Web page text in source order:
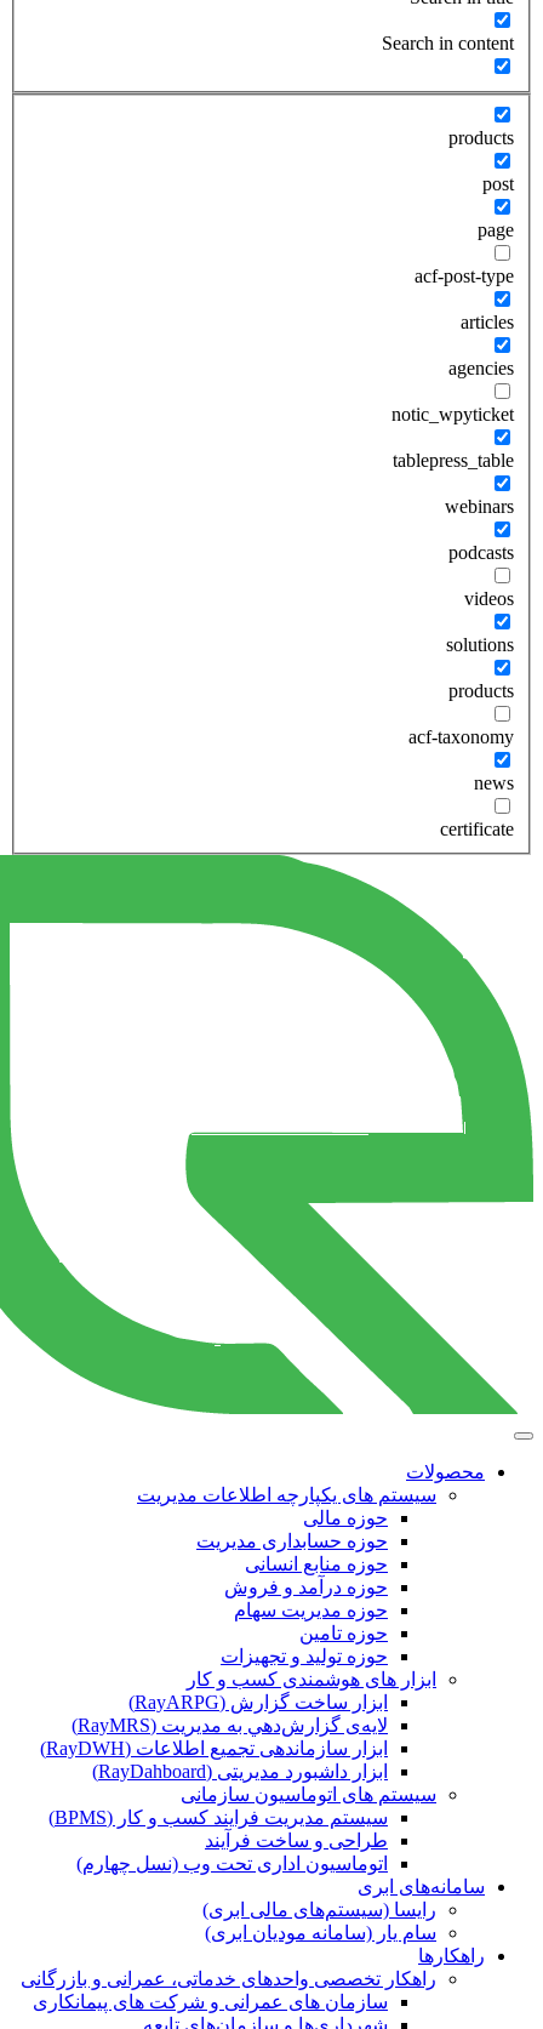
Search in content
products
post
page
acf-post-type
articles
agencies
notic_wpyticket
tablepress_table
webinars
podcasts
videos
solutions
products
acf-taxonomy
news
certificate
محصولات
سیستم های یکپارچه اطلاعات مدیریت
حوزه مالی
حوزه حسابداری مدیریت
حوزه منابع انسانی
حوزه درآمد و فروش
حوزه مدیریت سهام
حوزه تامین
حوزه تولید و تجهیزات
ابزار های هوشمندی کسب و کار
ابزار ساخت گزارش (RayARPG)
لایه‌ی گزارش‌دهي به مديريت (RayMRS)
ابزار سازماندهی تجمیع اطلاعات (RayDWH)
ابزار داشبورد مدیریتی (RayDahboard)
سیستم های اتوماسیون سازمانی
سیستم مدیریت فرایند کسب و کار (BPMS)
طراحی و ساخت فرآیند
اتوماسیون اداری تحت وب (نسل چهارم)
سامانه‌های ابری
رایسا (سیستم‌های مالی ابری)
سام یار (سامانه مودیان ابری)
راهکارها
راهکار تخصصی واحدهای خدماتی، عمرانی و بازرگانی
سازمان های عمرانی و شرکت های پیمانکاری
شهرداری‌ها و سازمان‌های تابعه